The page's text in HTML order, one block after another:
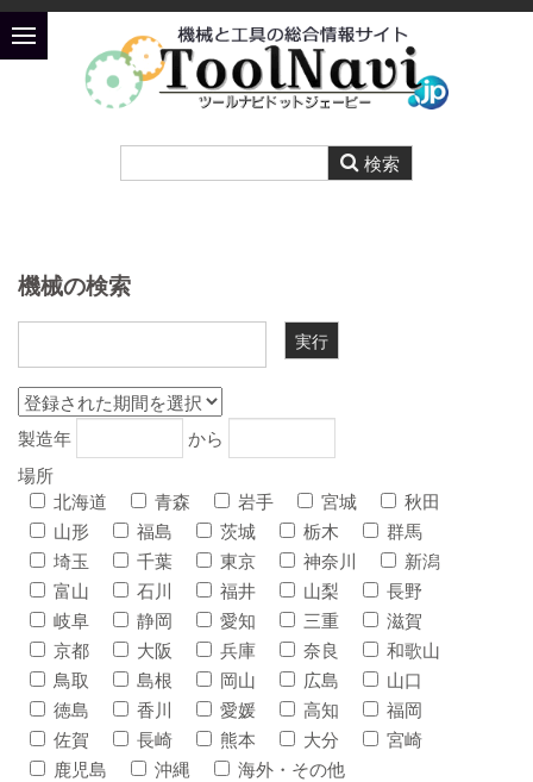
機械の検索
製造年
から
場所
北海道
青森 岩手 宮城
秋田
山形
福島 茨城 栃木
群馬
埼玉
千葉 東京 神奈川
新潟
富山
石川 福井 山梨
長野
岐阜
静岡 愛知 三重
滋賀
京都
大阪 兵庫 奈良
和歌山
鳥取
島根 岡山 広島
山口
徳島
香川 愛媛 高知
福岡
佐賀
長崎 熊本 大分
宮崎
鹿児島
沖縄 海外・その他